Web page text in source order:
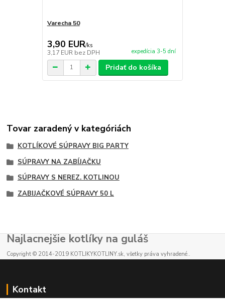
Varecha 50
3,90 EUR/ks
3,17 EUR bez DPH expedícia 3-5 dní
Pridať do košíka
Tovar zaradený v kategóriách
KOTLÍKOVÉ SÚPRAVY BIG PARTY
SÚPRAVY NA ZABÍJAČKU
SÚPRAVY S NEREZ. KOTLINOU
ZABIJAČKOVÉ SÚPRAVY 50 L
Najlacnejšie kotlíky na guláš
Copyright © 2014-2019 KOTLIKYKOTLINY.sk, všetky práva vyhradené..
Kontakt